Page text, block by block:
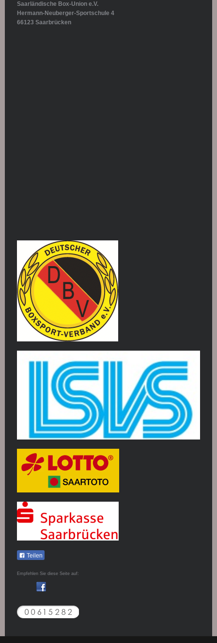
Saarländische Box-Union e.V.
Hermann-Neuberger-Sportschule 4
66123 Saarbrücken
Teilen
Empfehlen Sie diese Seite auf: